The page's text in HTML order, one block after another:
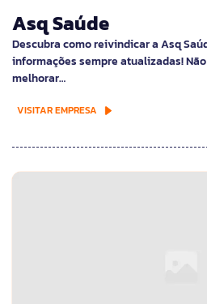
Asq Saúde
Descubra como reivindicar a Asq
informações sempre atualizadas!
melhorar…
VISITAR EMPRESA